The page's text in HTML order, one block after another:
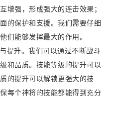
增强，形成强大的连击效果；
的保护和支援。我们需要仔细
们能够发挥最大的作用。
提升。我们可以通过不断战斗
和品质。技能等级的提升可以
的提升可以解锁更强大的技
每个神将的技能都能得到充分